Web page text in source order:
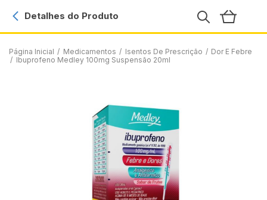
Página Inicial / Medicamentos / Isentos De Prescrição / Dor E Febre
/ Ibuprofeno Medley 100mg Suspensão 20ml
Detalhes do Produto